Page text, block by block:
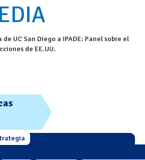
de UC San Diego a IPADE: Panel sobre el
de EE.UU.